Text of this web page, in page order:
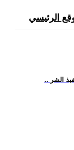
الرئيسي
الشر